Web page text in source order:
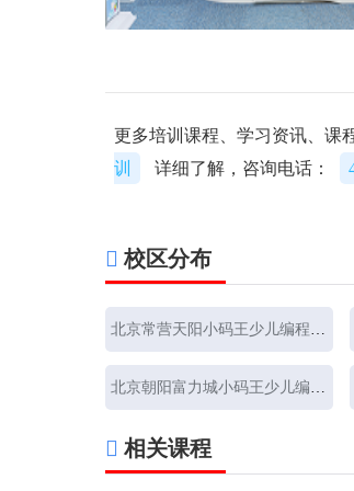
更多培训课程、学习资讯、课
训
详细了解，咨询电话：
校区分布
北京常营天阳小码王少儿编程培训
北京朝阳富力城小码王少儿编程培训
相关课程